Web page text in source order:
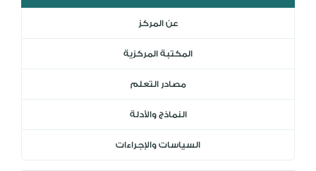
نظام التقييم السنوي
عن المركز
المكتبة المركزية
مصادر التعلم
النماذج والأدلة
السياسات والإجراءات